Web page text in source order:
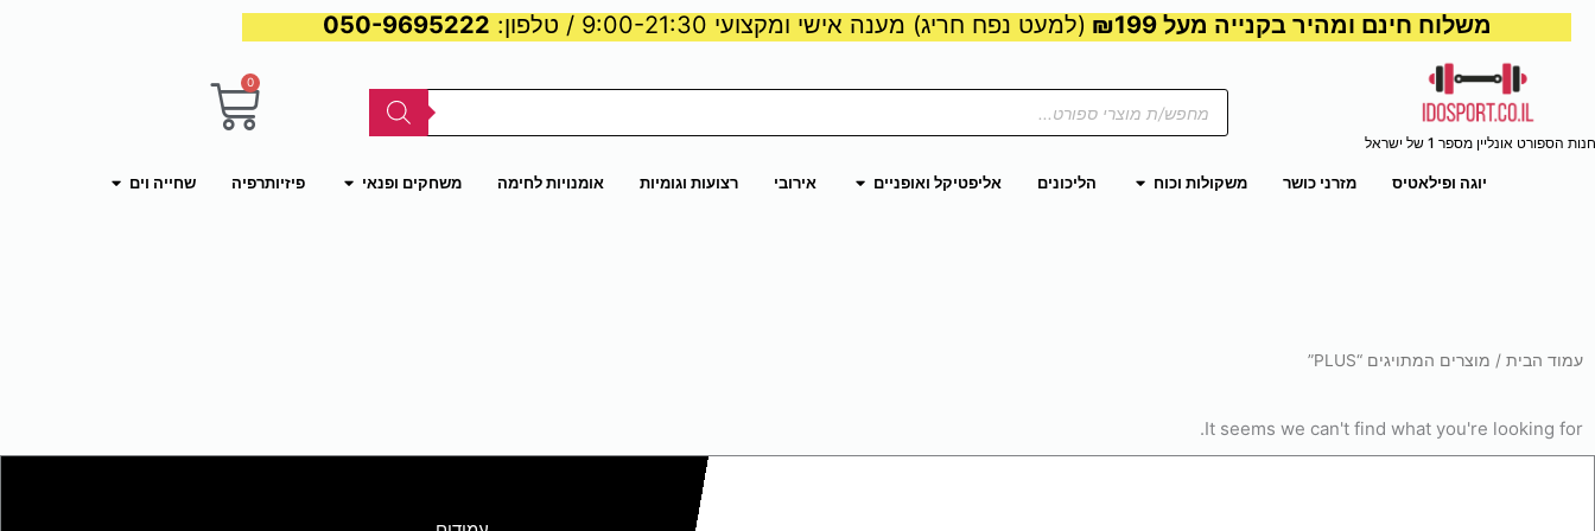
משלוח חינם ומהיר בקנייה מעל ₪199 (למעט נפח חריג) מענה אישי ומקצועי 9:00-21:30 / טלפון: 050-9695222
חנות הספורט אונליין מספר 1 של ישראל
Products
search
0
עגלת
יוגה ופילאטיס מזרני כושר משקולות וכוח פתח משקולות וכוח
הליכונים אליפטיקל ואופניים פתח אליפטיקל ואופניים
אירובי רצועות וגומיות אומנויות לחימה משחקים ופנאי פתח משחקים ופנאי
פיזיותרפיה שחייה וים פתח שחייה וים
עמוד הבית / מוצרים המתויגים “PLUS”
It seems we can't find what you're looking for.